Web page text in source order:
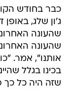
כבר בחודש
שהעונה
שהעונה
אותנו", אמר.
בכינו בגלל
שזה היה כל כך